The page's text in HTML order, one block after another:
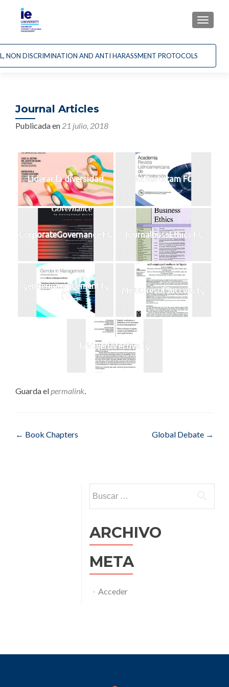
NON DISCRIMINATION AND ANTI HARASSMENT PROTOCOLS
Journal Articles
Publicada en 21 julio, 2018
Liderar la diversidad AcRevLatam FG
CorporateGovernance FG JournalbussEthics FG
genderinmangement fg
(1)
MeasuresofSuccess fg
laMujerDirectiva fg
Guarda elpermalink.
Navegación
← Book Chapters Global Debate →
ARCHIVO
META
Acceder